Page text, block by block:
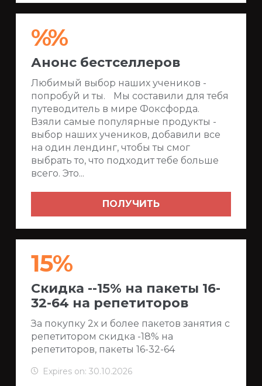
%%
Анонс бестселлеров
Любимый выбор наших учеников -
попробуй и ты. Мы составили для тебя
путеводитель в мире Фоксфорда.
Взяли самые популярные продукты -
выбор наших учеников, добавили все
на один лендинг, чтобы ты смог
выбрать то, что подходит тебе больше
всего. Это...
ПОЛУЧИТЬ
15%
Скидка --15% на пакеты 16-
32-64 на репетиторов
За покупку 2х и более пакетов занятия с
репетитором скидка -18% на
репетиторов, пакеты 16-32-64
Expires on: 30.10.2026